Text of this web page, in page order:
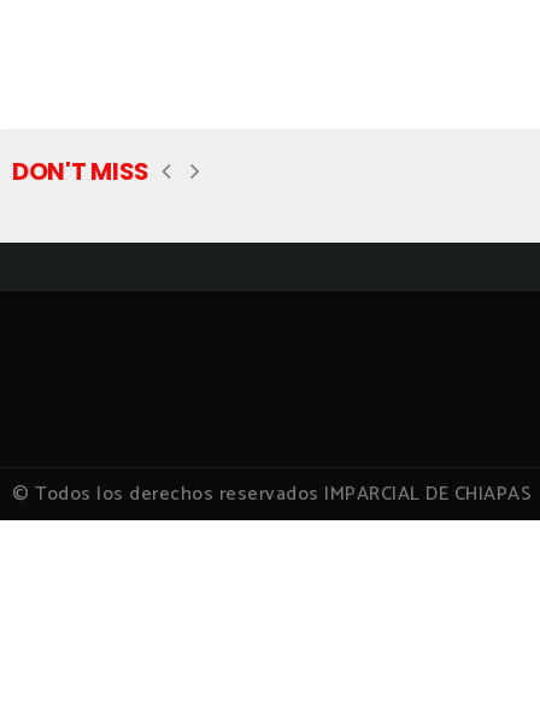
DON'T MISS
© Todos los derechos reservados IMPARCIAL DE CHIAPAS